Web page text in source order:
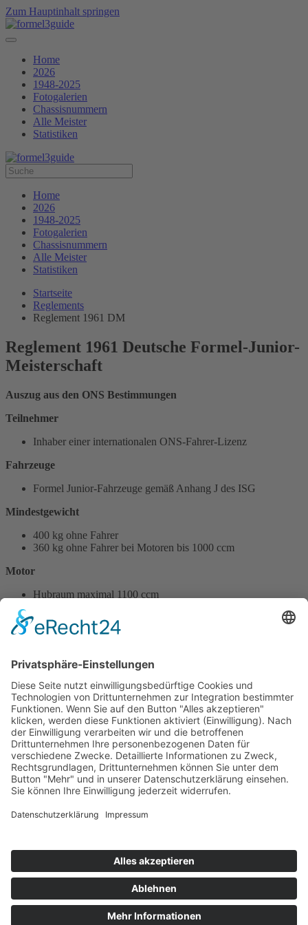
Zum Hauptinhalt springen
Home
2026
1948-2025
Fotogalerien
Chassisnummern
Alle Meister
Statistiken
Home
2026
1948-2025
Fotogalerien
Chassisnummern
Alle Meister
Statistiken
Startseite
Reglements
Reglement 1961 DM
Reglement 1961 Deutsche Formel-Junior-
Meisterschaft
Auszug aus den ONS Bestimmungen
Teilnehmer
Inhaber einer internationalen ONS-Fahrer-Lizenz
Fahrzeuge
Formel Junior-Fahrzeuge gemäß Anhang J des ISG
Mindestgewicht
400 kg ohne Fahrer
360 kg ohne Fahrer bei Motoren bis 1000 ccm
Motor
Hubraum maximal 1100 ccm
Kraftstoffzufuhr (Vergaser oder Einspritzung) entsprechend
dem Originalmotor
Durchführung der Wertungsläufe:
Punktezuteilung: 8 - 6 - 4 - 3 - 2 - 1
Punktevergabe nur bei mindestens 5 gestarteten Fahrzeugen
Teilnahme an mindestens 2 Rundstrecken- und 2 Bergrennen
Bei Punktegleichheit entscheidet die größere Anzahl der
ersten, dann der zweiten und dann der dritten Plätze
Impressum
Jahrbuch
Cookie-Einstellungen